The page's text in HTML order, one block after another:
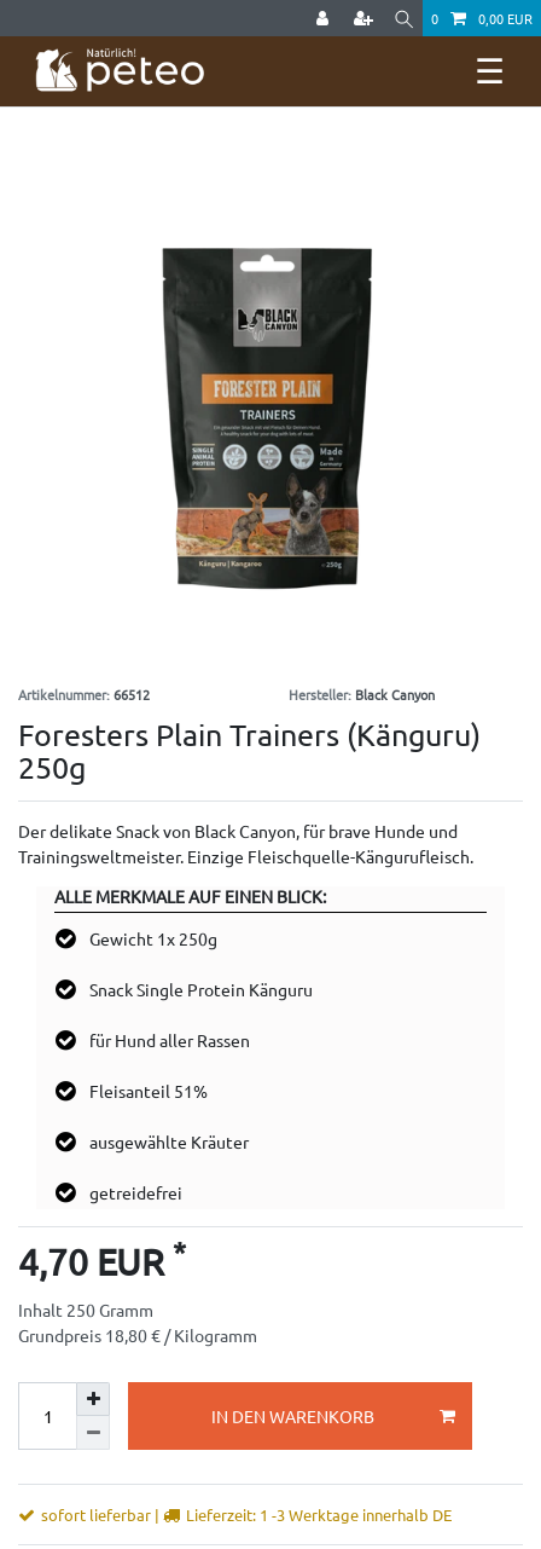
0 0,00 EUR
☰
Artikelnummer:66512 Hersteller: Black Canyon
Foresters Plain Trainers (Känguru)
250g
Der delikate Snack von Black Canyon, für brave Hunde und
Trainingsweltmeister. Einzige Fleischquelle-Kängurufleisch.
ALLE MERKMALE AUF EINEN BLICK:
Gewicht 1x 250g
Snack Single Protein Känguru
für Hund aller Rassen
Fleisanteil 51%
ausgewählte Kräuter
getreidefrei
4,70 EUR *
Inhalt 250Gramm
Grundpreis 18,80 € / Kilogramm
IN DEN WARENKORB
sofort lieferbar | Lieferzeit: 1 -3 Werktage innerhalb DE